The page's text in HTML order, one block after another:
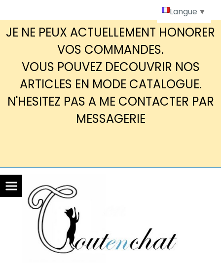
JE NE PEUX ACTUELLEMENT HONORER
VOS COMMANDES.
VOUS POUVEZ DECOUVRIR NOS
ARTICLES EN MODE CATALOGUE.
N'HESITEZ PAS A ME CONTACTER PAR
MESSAGERIE
Langue ▼